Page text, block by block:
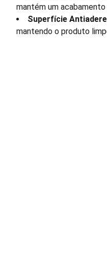
mantém um
Superfície
mantendo o produto